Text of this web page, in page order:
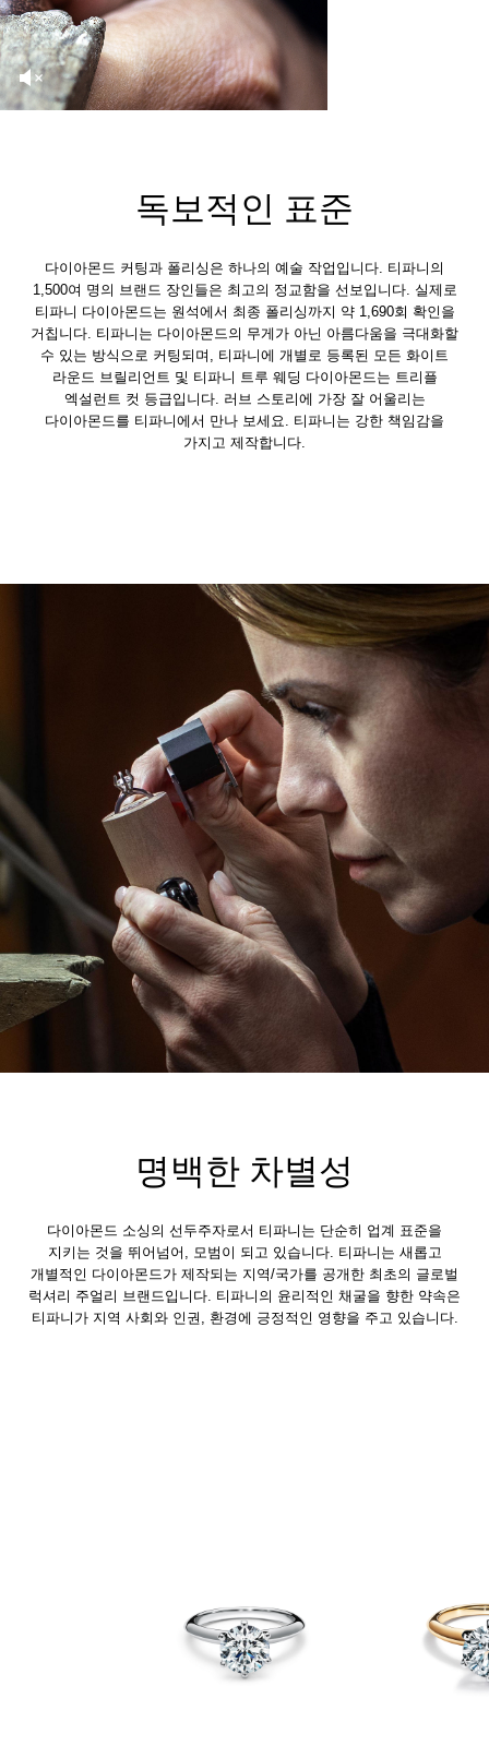
독보적인 표준
다이아몬드 커팅과 폴리싱은 하나의 예술 작업입니다. 티파니의
1,500여 명의 브랜드 장인들은 최고의 정교함을 선보입니다. 실제로
티파니 다이아몬드는 원석에서 최종 폴리싱까지 약 1,690회 확인을
거칩니다. 티파니는 다이아몬드의 무게가 아닌 아름다움을 극대화할
수 있는 방식으로 커팅되며, 티파니에 개별로 등록된 모든 화이트
라운드 브릴리언트 및 티파니 트루 웨딩 다이아몬드는 트리플
엑설런트 컷 등급입니다. 러브 스토리에 가장 잘 어울리는
다이아몬드를 티파니에서 만나 보세요. 티파니는 강한 책임감을
가지고 제작합니다.
명백한 차별성
다이아몬드 소싱의 선두주자로서 티파니는 단순히 업계 표준을
지키는 것을 뛰어넘어, 모범이 되고 있습니다. 티파니는 새롭고
개별적인 다이아몬드가 제작되는 지역/국가를 공개한 최초의 글로벌
럭셔리 주얼리 브랜드입니다. 티파니의 윤리적인 채굴을 향한 약속은
티파니가 지역 사회와 인권, 환경에 긍정적인 영향을 주고 있습니다.